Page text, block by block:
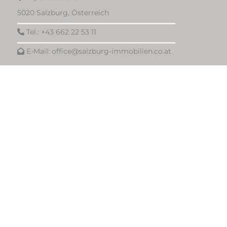
5020 Salzburg, Österreich
Tel.: +43 662 22 53 11
E-Mail: office@salzburg-immobilien.co.at